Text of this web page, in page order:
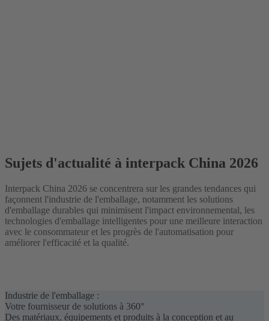
Sujets d'actualité à interpack China 2026
Interpack China 2026 se concentrera sur les grandes tendances qui
façonnent l'industrie de l'emballage, notamment les solutions
d'emballage durables qui minimisent l'impact environnemental, les
technologies d'emballage intelligentes pour une meilleure interaction
avec le consommateur et les progrès de l'automatisation pour
améliorer l'efficacité et la qualité.
Industrie de l'emballage :
Votre fournisseur de solutions à 360°
Des matériaux, équipements et produits à la conception et au